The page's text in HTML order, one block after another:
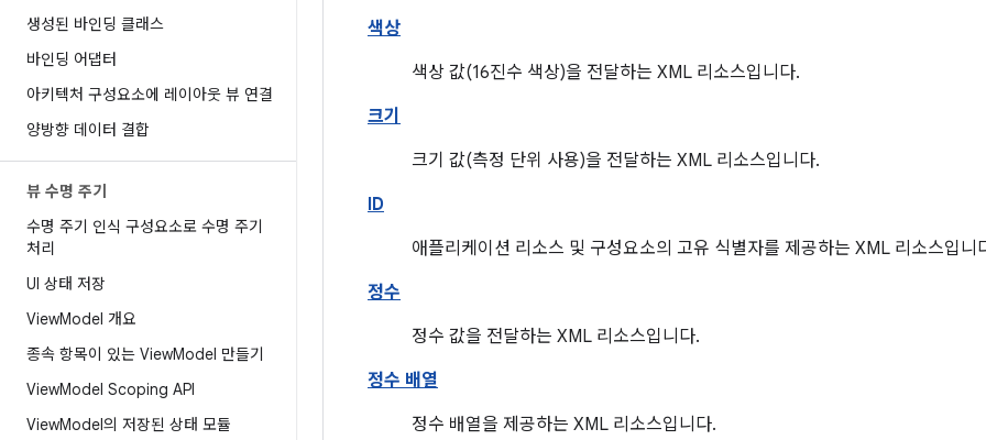
생성된 바인딩 클래스
바인딩 어댑터
아키텍처 구성요소에 레이아웃 뷰 연결
양방향 데이터 결합
뷰 수명 주기
수명 주기 인식 구성요소로 수명 주기
처리
UI 상태 저장
ViewModel 개요
종속 항목이 있는 ViewModel 만들기
ViewModel Scoping API
ViewModel의 저장된 상태 모듈
색상
색상 값(16진수 색상)을 전달하는 XML 리소스입니다.
크기
크기 값(측정 단위 사용)을 전달하는 XML 리소스입니다.
ID
애플리케이션 리소스 및 구성요소의 고유 식별자를 제공하는 XML 리소스입니
정수
정수 값을 전달하는 XML 리소스입니다.
정수 배열
정수 배열을 제공하는 XML 리소스입니다.